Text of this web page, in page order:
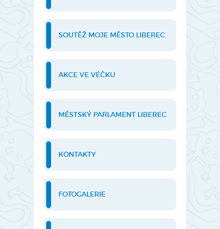
SOUTĚŽ MOJE MĚSTO LIBEREC
AKCE VE VÉČKU
MĚSTSKÝ PARLAMENT LIBEREC
KONTAKTY
FOTOGALERIE